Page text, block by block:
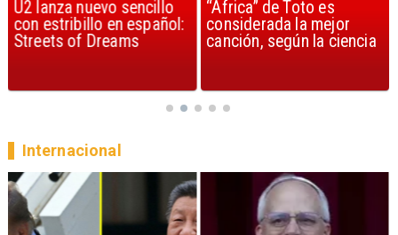
U2 lanza nuevo sencillo
con estribillo en español:
Streets of Dreams
“Africa” de Toto es
considerada la mejor
canción, según la ciencia
Internacional